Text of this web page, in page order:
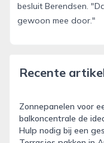
besluit Berendsen.
gewoon mee door."
Recente
Zonnepanelen voor
balkoncentrale de
Hulp nodig bij een